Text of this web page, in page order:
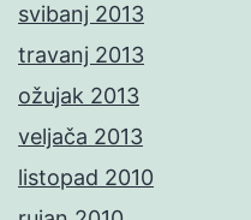
svibanj 2013
travanj 2013
ožujak 2013
veljača 2013
listopad 2010